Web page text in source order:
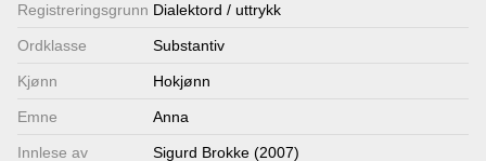
Registrerings­grunn Dialektord / uttrykk
Ordklasse Substantiv
Kjønn Hokjønn
Emne Anna
Innlese av Sigurd Brokke (2007)